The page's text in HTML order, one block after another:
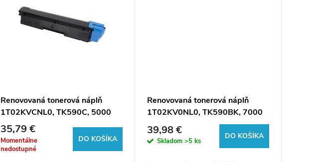
Renovovaná tonerová náplň
1T02KVCNL0, TK590C, 5000
listov pre tlačiarne Kyocera Mita
35,79 €
Momentálne
nedostupné
DO KOŠÍKA
Renovovaná tonerová náplň
1T02KV0NL0, TK590BK, 7000
listov pre tlačiarne Kyocera Mita
39,98 €
Skladom >5 ks
DO KOŠÍKA